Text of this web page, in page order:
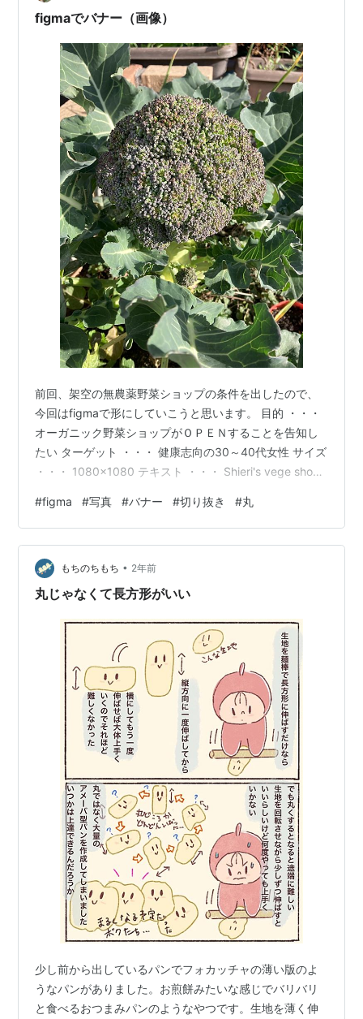
figmaでバナー（画像）
前回、架空の無農薬野菜ショップの条件を出したので、
今回はfigmaで形にしていこうと思います。 目的 ・・・
オーガニック野菜ショップがＯＰＥＮすることを告知し
たい ターゲット ・・・ 健康志向の30～40代女性 サイズ
・・・ 1080×1080 テキスト ・・・ Shieri's vege shop
写真 ・・・ まずは、Aを押しながら、1080×1080になる
ように、フレームを作ります。 途中で右のＷとＨに数値
を打ち込むと簡単です。 次に、右の”塗り”で、背景に色
を付けました。 土の色っぽいから、という理由でこの…
#figma #写真 #バナー #切り抜き #丸
もちのちもち • 2年前
丸じゃなくて長方形がいい
少し前から出しているパンでフォカッチャの薄い版のよ
うなパンがありました。お煎餅みたいな感じでバリバリ
と食べるおつまみパンのようなやつです。生地を薄く伸